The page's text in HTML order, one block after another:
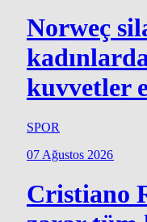
Norweç
kuvvetler
SPOR
07 Ağustos 2026
Cristiano